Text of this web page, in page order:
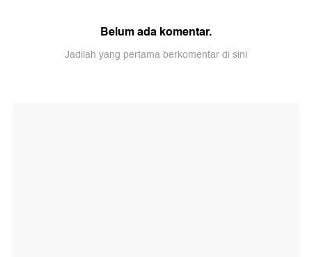
Belum ada komentar.
Jadilah yang pertama berkomentar di sini